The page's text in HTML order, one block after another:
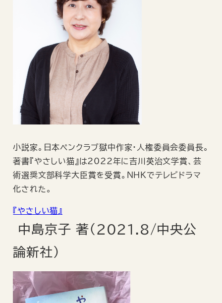
小説家。日本ペンクラブ獄中作家・人権委員会委員長。
著書『やさしい猫』は2022年に吉川英治文学賞、芸
術選奨文部科学大臣賞を受賞。NHKでテレビドラマ
化された。
『やさしい猫』
中島京子 著（2021.8/中央公
論新社）